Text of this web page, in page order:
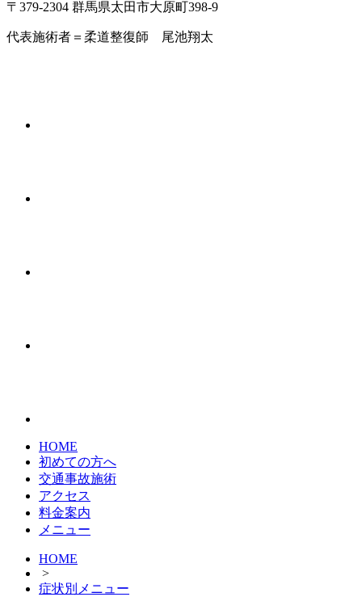
〒379-2304 群馬県太田市大原町398-9
代表施術者＝柔道整復師 尾池翔太
HOME
初めての方へ
交通事故施術
アクセス
料金案内
メニュー
HOME
>
症状別メニュー